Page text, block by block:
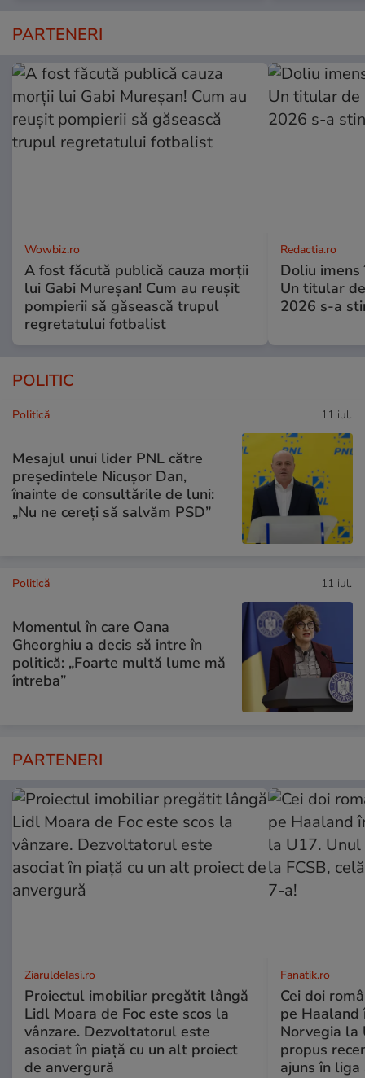
PARTENERI
Wowbiz.ro
A fost făcută publică cauza morții
lui Gabi Mureșan! Cum au reușit
pompierii să găsească trupul
regretatului fotbalist
Redactia.ro
Doliu
Un titular
2026 s-a
POLITIC
Politică 11 iul.
Mesajul unui lider PNL către
președintele Nicușor Dan,
înainte de consultările de luni:
„Nu ne cereți să salvăm PSD”
Politică 11 iul.
Momentul în care Oana
Gheorghiu a decis să intre în
politică: „Foarte multă lume mă
întreba”
PARTENERI
ZiaruldeIasi.ro
Proiectul imobiliar pregătit lângă
Lidl Moara de Foc este scos la
vânzare. Dezvoltatorul este
asociat în piață cu un alt proiect
de anvergură
Fanatik.ro
Cei doi
pe Haaland
Norvegia la
propus
ajuns în liga